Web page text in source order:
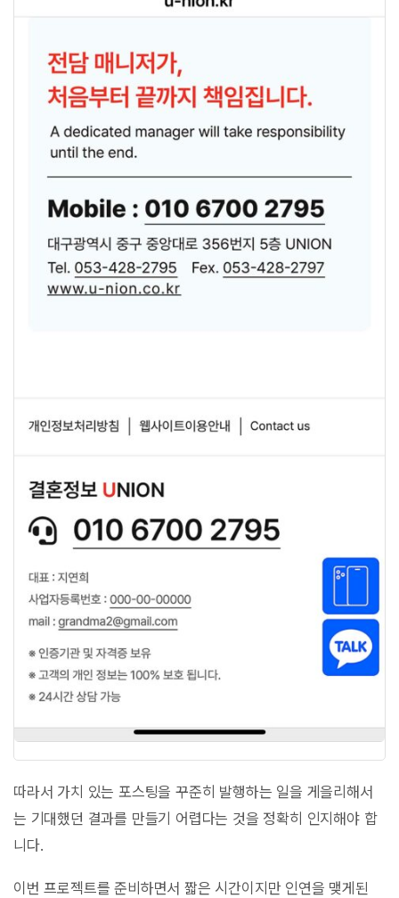
따라서 가치 있는 포스팅을 꾸준히 발행하는 일을 게을리해서
는 기대했던 결과를 만들기 어렵다는 것을 정확히 인지해야 합
니다.
이번 프로젝트를 준비하면서 짧은 시간이지만 인연을 맺게된